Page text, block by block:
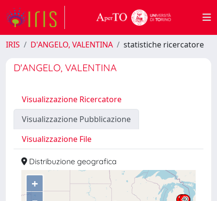
IRIS D'ANGELO, VALENTINA statistiche ricercatore
D'ANGELO, VALENTINA
Visualizzazione Ricercatore
Visualizzazione Pubblicazione
Visualizzazione File
Distribuzione geografica
+